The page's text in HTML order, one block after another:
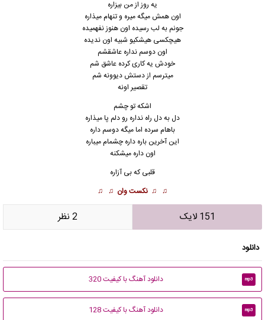
یه روز از من بیزاره
اون همش میگه میره و تنهام میذاره
جونم به لب رسیده اون هنوز نفهمیده
هیچکسی هیشکیو شبیه اون ندیده
اون دوسم نداره عاشقشم
خودش یه کاری کرده عاشق شم
میترسم از دستش دیوونه شم
تقصیر اونه
اشکه تو چشم
دل به دل راه نداره رو دلم پا میذاره
باهام سرده اما میگه دوسم داره
این آخرین باره داره چشمام میباره
اون داره میشکنه
قلبی که بی آزاره
♫ ♫ نکست وان ♫ ♫
151 لایک 2 نظر
دانلود
mp3 دانلود آهنگ با کیفیت 320
mp3 دانلود آهنگ با کیفیت 128